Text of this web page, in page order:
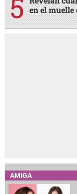
en el muelle
AMIGA